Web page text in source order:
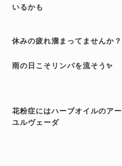
いるかも
休みの疲れ溜まってませんか？
雨の日こそリンパを流そう✨
花粉症にはハーブオイルのアー
ユルヴェーダ